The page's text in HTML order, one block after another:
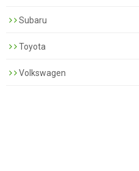
Subaru
Toyota
Volkswagen